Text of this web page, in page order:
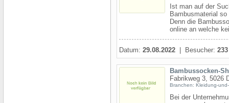
Ist man auf der
Bambusmaterial
Denn die
online an welche
Datum: 29.08.2022 | Besucher: 233
Bambussocken-
Fabrikweg 3, 5026
Branchen: Kleidung-
Bei der